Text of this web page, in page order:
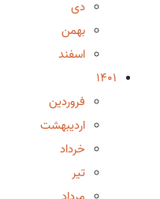
دی
بهمن
اسفند
1401
فروردین
اردیبهشت
خرداد
تیر